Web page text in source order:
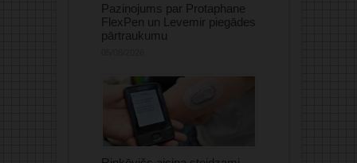
Paziņojums par Protaphane
FlexPen un Levemir piegādes
pārtraukumu